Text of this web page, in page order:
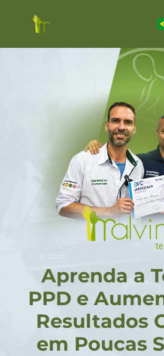
Aprenda a
PPD e
Resultados
em Poucas